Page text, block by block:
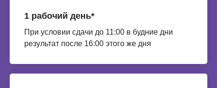
1 рабочий день*
При условии сдачи до 11:00 в будние дни
результат после 16:00 этого же дня